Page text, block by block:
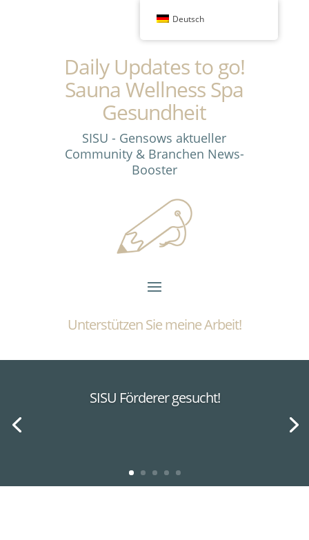
Daily Updates to go!
Sauna Wellness Spa
Gesundheit
SISU - Gensows aktueller
Community & Branchen News-
Booster
Unterstützen Sie meine Arbeit!
SISU Förderer gesucht!
Deutsch